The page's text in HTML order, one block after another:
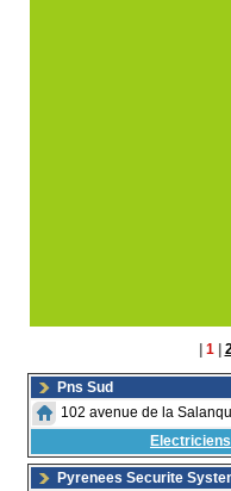
| 1 | 2
Pns Sud
102 avenue de la
Pyrenees Securite